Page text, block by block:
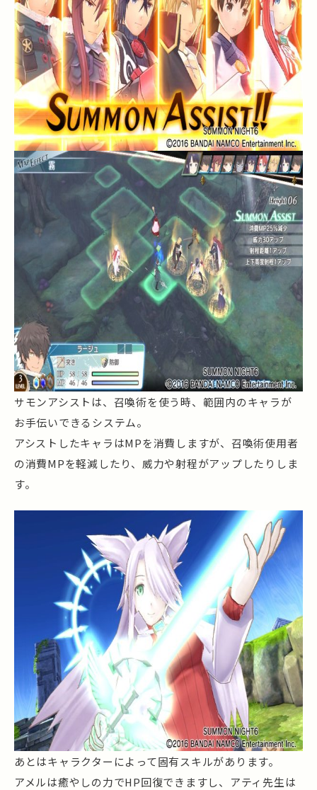
サモンアシストは、召喚術を使う時、範囲内のキャラが
お手伝いできるシステム。
アシストしたキャラはMPを消費しますが、召喚術使用者
の消費MPを軽減したり、威力や射程がアップしたりしま
す。
あとはキャラクターによって固有スキルがあります。
アメルは癒やしの力でHP回復できますし、アティ先生は